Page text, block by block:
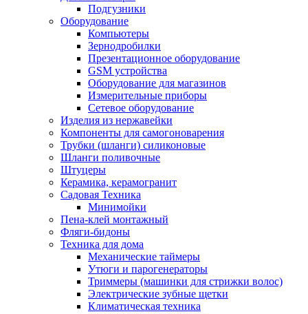
Подгузники
Оборудование
Компьютеры
Зернодробилки
Презентационное оборудование
GSM устройства
Оборудование для магазинов
Измерительные приборы
Сетевое оборудование
Изделия из нержавейки
Компоненты для самогоноварения
Трубки (шланги) силиконовые
Шланги поливочные
Штуцеры
Керамика, керамогранит
Садовая Техника
Минимойки
Пена-клей монтажный
Фляги-бидоны
Техника для дома
Механические таймеры
Утюги и парогенераторы
Триммеры (машинки для стрижки волос)
Электрические зубные щетки
Климатическая техника